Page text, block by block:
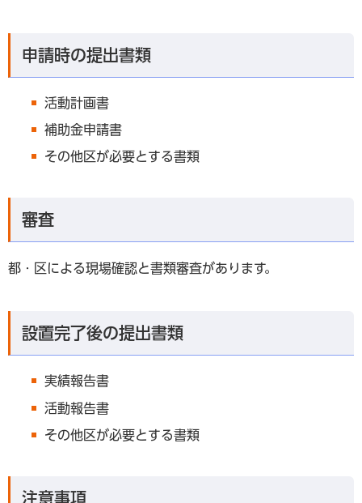
申請時の提出書類
活動計画書
補助金申請書
その他区が必要とする書類
審査
都・区による現場確認と書類審査があります。
設置完了後の提出書類
実績報告書
活動報告書
その他区が必要とする書類
注意事項